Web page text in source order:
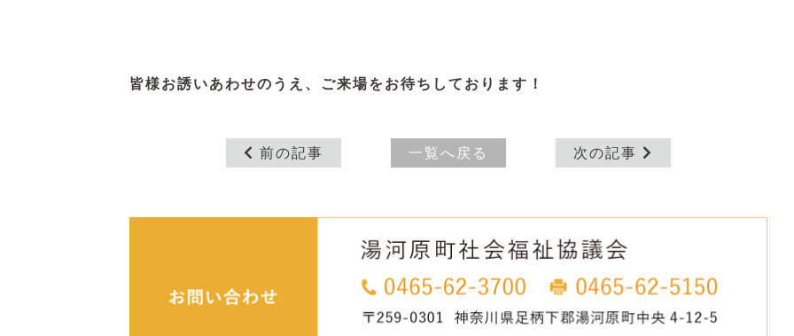
皆様お誘いあわせのうえ、ご来場をお待ちしております！
前の記事 一覧へ戻る 次の記事